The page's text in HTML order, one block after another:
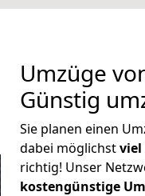
Umzüge
Günstig
Sie planen einen
dabei möglichstviel
richtig! Unser
kostengünstige